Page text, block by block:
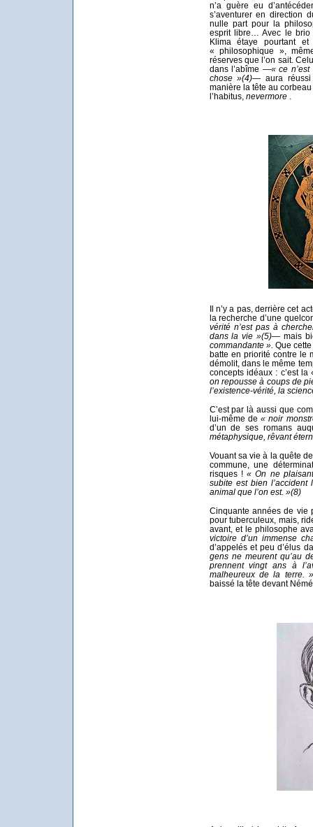
n’a guère eu
s’aventurer en direction
nulle part pour la
esprit libre… Avec le brio
Klima étaye pourtant
« philosophique »,
réserves que l’on sait.
dans l’abîme —« ce n’est
chose »(4)— aura réussi
manière la tête au
l’habitus, nevermore.
Il n’y a pas, derrière cet
la recherche d’une
vérité n’est pas à
dans la vie »(5)—mais
commandante ». Que
batte en priorité contre le
démolit, dans le même
concepts idéaux : c’est
on repousse à coups de
l’existence-vérité, la
C’est par là aussi que
lui-même de« noir
d’un de ses romans
métaphysique, rêvant
Vouant sa vie à la quête
commune, une
risques !« On ne
subite est bien
animal que l’on est. »(8)
Cinquante années de vie
pour tuberculeux, mais,
avant, et le philosophe
victoire d’un immense
d’appelés et peu d’élus
gens ne meurent qu’au
prennent vingt ans à
malheureux de la terre.
baissé la tête devant